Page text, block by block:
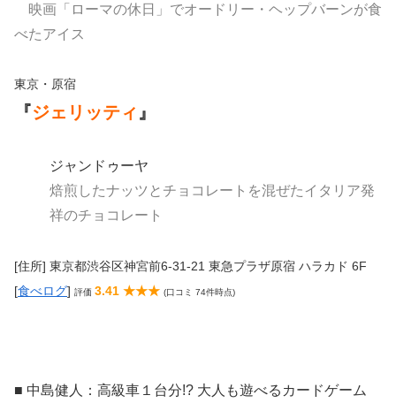
映画「ローマの休日」でオードリー・ヘップバーンが食
べたアイス
東京・原宿
『ジェリッティ 』
ジャンドゥーヤ
焙煎したナッツとチョコレートを混ぜたイタリア発
祥のチョコレート
[住所] 東京都渋谷区神宮前6-31-21 東急プラザ原宿 ハラカド 6F
[食べログ] 評価 3.41 ★★★ (口コミ 74件時点)
■ 中島健人 ：高級車１台分!? 大人も遊べるカードゲーム